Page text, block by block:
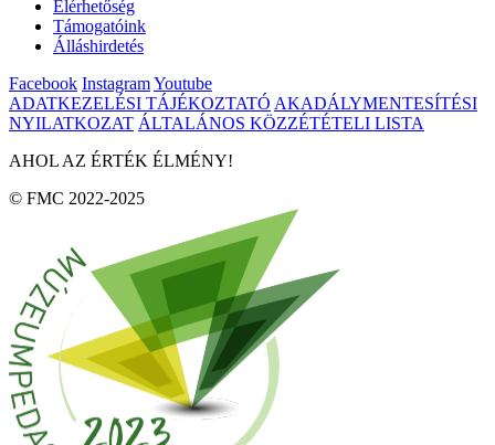
Elérhetőség
Támogatóink
Álláshirdetés
Facebook InstagramYoutube
ADATKEZELÉSI TÁJÉKOZTATÓ AKADÁLYMENTESÍTÉSI
NYILATKOZAT ÁLTALÁNOS KÖZZÉTÉTELI LISTA
AHOL AZ ÉRTÉK ÉLMÉNY!
© FMC 2022-2025